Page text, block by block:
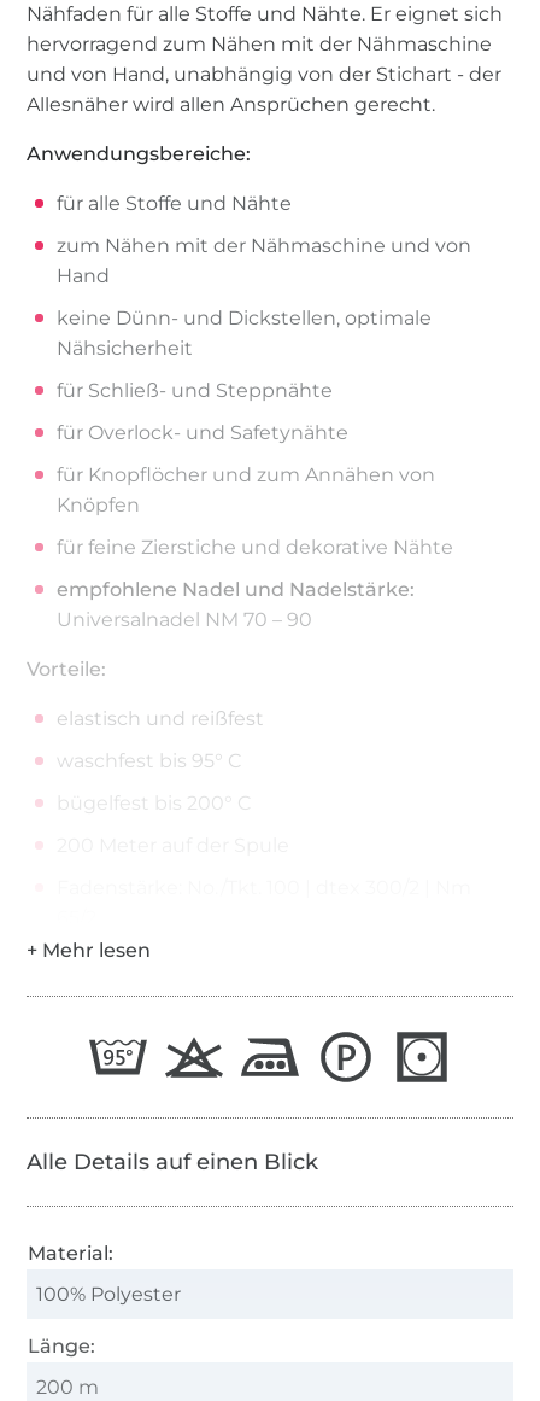
Nähfaden für alle Stoffe und Nähte. Er eignet sich
hervorragend zum Nähen mit der Nähmaschine
und von Hand, unabhängig von der Stichart - der
Allesnäher wird allen Ansprüchen gerecht.
Anwendungsbereiche:
für alle Stoffe und Nähte
zum Nähen mit der Nähmaschine und von
Hand
keine Dünn- und Dickstellen, optimale
Nähsicherheit
für Schließ- und Steppnähte
für Overlock- und Safetynähte
für Knopflöcher und zum Annähen von
Knöpfen
für feine Zierstiche und dekorative Nähte
empfohlene Nadel und Nadelstärke:
Universalnadel NM 70 – 90
Vorteile:
elastisch und reißfest
waschfest bis 95° C
bügelfest bis 200° C
Alle Details auf einen Blick
Material:
100% Polyester
Länge:
200 m